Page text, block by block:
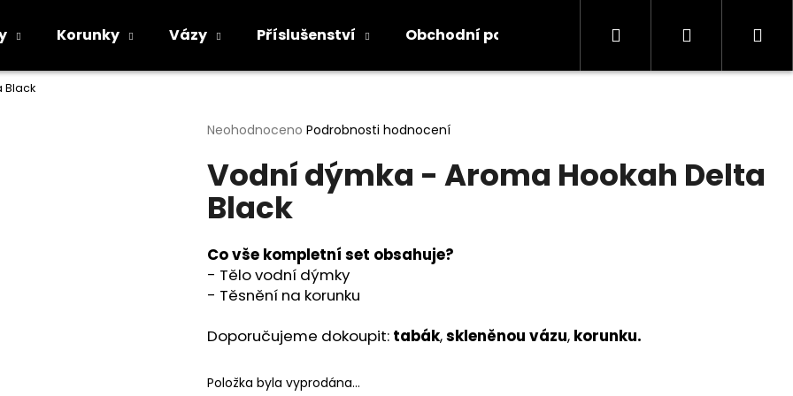
Korunky Vázy Příslušenství Obchodní podmínky Kontakty Informace
Hledat Přihlášení
Black
Průměrné
produktu
je
0,0
hvězdiček.
Neohodnoceno Podrobnosti hodnocení
Vodní dýmka - Aroma Hookah Delta
Black
Co vše kompletní set obsahuje?
- Tělo vodní dýmky
- Těsnění na korunku
Doporučujeme dokoupit: tabák,skleněnou vázu, korunku.
Položka byla vyprodána…
Co potřebujete najít?
HLEDAT